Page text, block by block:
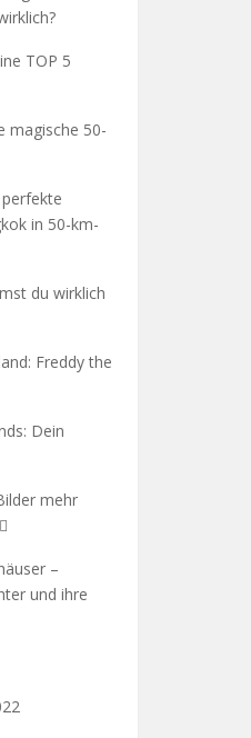
TOP 5
magische 50-
in 50-km-
du wirklich
Freddy the
Dein
mehr
–
und ihre